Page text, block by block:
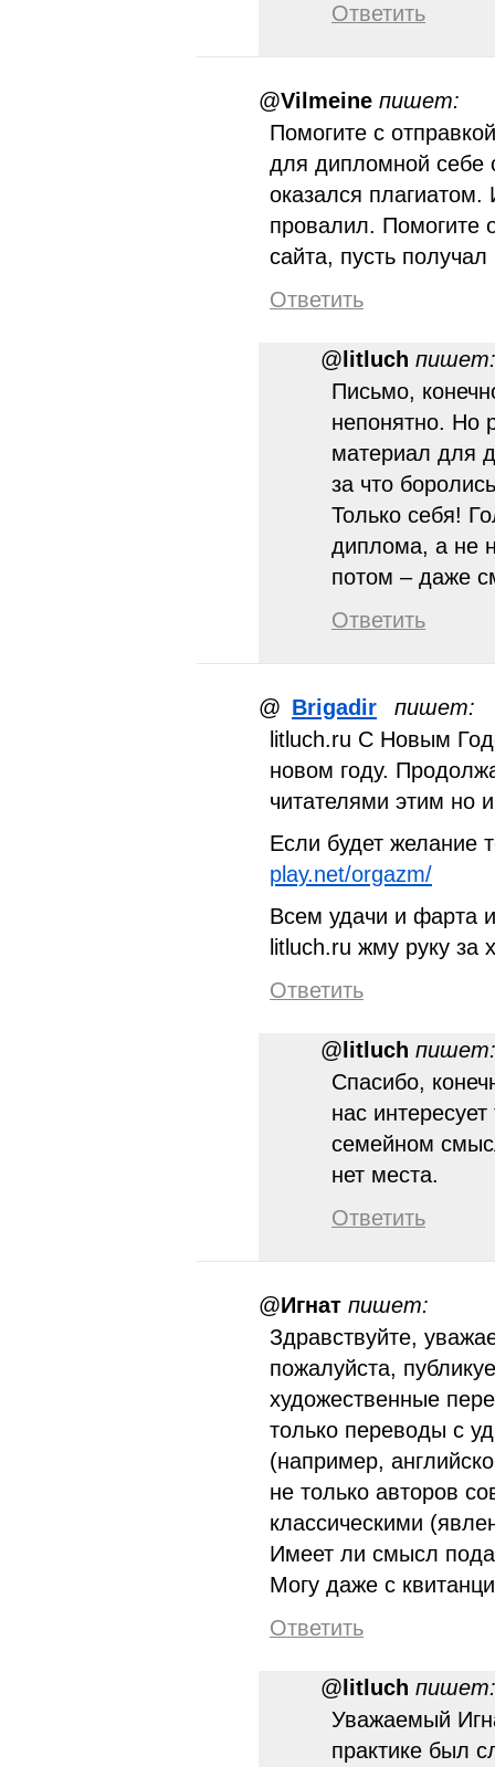
Ответить
@Vilmeine пишет:
Помогите с
для дипломной себе
оказался
провалил. Помогите
сайта, пусть
Ответить
@ litluch пишет:
Письмо,
непонятно. Но
материал для
за что
Только себя!
диплома, а не
потом – даже
Ответить
@ Brigadir
пишет:
litluch.ru С Новым
новом году.
читателями этим но
Если будет желание
play.net/orgazm/
Всем удачи и фарта
litluch.ru жму руку за
Ответить
@ litluch пишет:
Спасибо,
нас
семейном
нет места.
Ответить
@Игнат пишет:
Здравствуйте,
пожалуйста,
художественные
только переводы с
(например,
не только авторов
классическими
Имеет ли смысл
Могу даже с
Ответить
@ litluch пишет:
Уважаемый
практике был